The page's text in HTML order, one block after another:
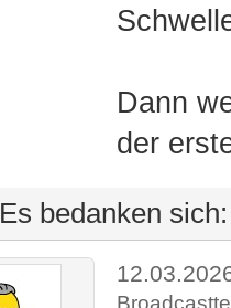
Dann
der
Es bedanken sich: